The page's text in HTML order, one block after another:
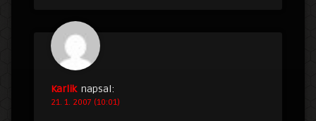
Karlik napsal:
21. 1. 2007 (10:01)